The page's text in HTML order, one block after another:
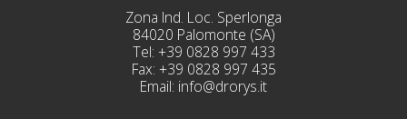
Zona Ind. Loc. Sperlonga
84020 Palomonte (SA)
Tel: +39 0828 997 433
Fax: +39 0828 997 435
Email: info@drorys.it